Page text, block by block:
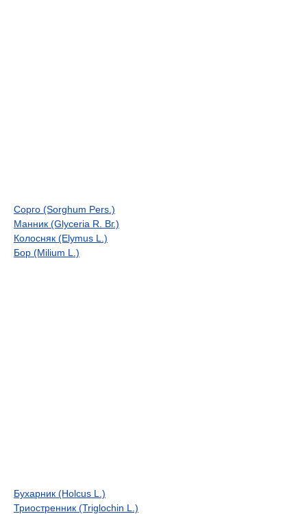
Сорго (Sorghum Pers.)
Манник (Glyceria R. Вг.)
Колосняк (Elymus L.)
Бор (Milium L.)
Бухарник (Holcus L.)
Триостренник (Triglochin L.)